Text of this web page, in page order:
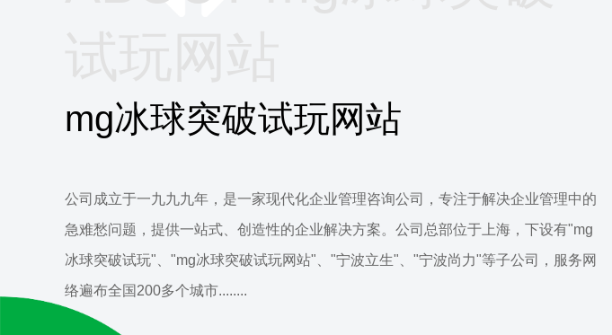
mg冰球突破试玩网站
公司成立于一九九九年，是一家现代化企业管理咨询公司，专注于解决企业管理中的
急难愁问题，提供一站式、创造性的企业解决方案。公司总部位于上海，下设有"mg
冰球突破试玩"、"mg冰球突破试玩网站"、"宁波立生"、"宁波尚力"等子公司，服务网
络遍布全国200多个城市........